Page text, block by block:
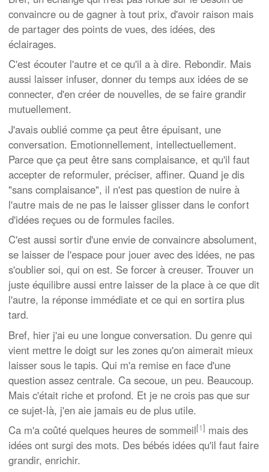
convaincre ou de gagner à tout prix, d'avoir raison mais
de partager des points de vues, des idées, des
éclairages.
C'est écouter l'autre et ce qu'il a à dire. Rebondir. Mais
aussi laisser infuser, donner du temps aux idées de se
connecter, d'en créer de nouvelles, de se faire grandir
mutuellement.
J'avais oublié comme ça peut être épuisant, une
conversation. Emotionnellement, intellectuellement.
Parce que ça peut être sans complaisance, et qu'il faut
accepter de reformuler, préciser, affiner. Quand je dis
"sans complaisance", il n'est pas question de nuire à
l'autre mais de ne pas le laisser glisser dans le confort
d'idées reçues ou de formules faciles.
C'est aussi sortir d'une envie de convaincre absolument,
se laisser de l'espace pour jouer avec des idées, ne pas
s'oublier soi, qui on est. Se forcer à creuser. Trouver un
juste équilibre aussi entre laisser de la place à ce que dit
l'autre, la réponse immédiate et ce qui en sortira plus
tard.
Bref, hier j'ai eu une longue conversation. Du genre qui
vient mettre le doigt sur les zones qu'on aimerait mieux
laisser sous le tapis. Qui m'a remise en face d'une
question assez centrale. Ca secoue, un peu. Beaucoup.
Mais c'était riche et profond. Et je ne crois pas que sur
ce sujet-là, j'en aie jamais eu de plus utile.
Ca m'a coûté quelques heures de sommeil[1] mais des
idées ont surgi des mots. Des bébés idées qu'il faut faire
grandir, enrichir.